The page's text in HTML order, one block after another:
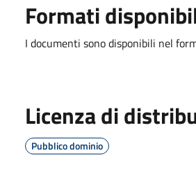
Formati
I documenti sono disponibili nel
Licenza di
Pubblico dominio